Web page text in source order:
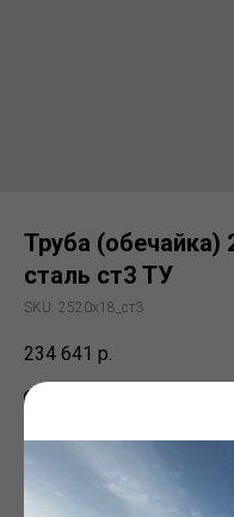
Труба (обечайка)
сталь ст3 ТУ
SKU: 2520х18_ст3
234 641 р.
Электросварная труба (ЭСВ)